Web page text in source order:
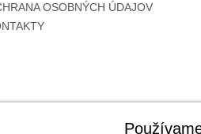
OSOBNÝCH ÚDAJOV